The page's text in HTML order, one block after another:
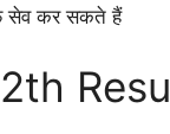
सेव कर सकते हैं